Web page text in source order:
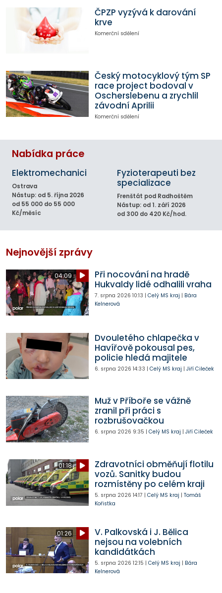
ČPZP vyzývá k darování
krve
Komerční sdělení
Český motocyklový tým SP
race project bodoval v
Oscherslebenu a zrychlil
závodní Aprilii
Komerční sdělení
Nabídka práce
Elektromechanici
Ostrava
Nástup: od 5. října 2026
od 55 000 do 55 000
Kč/měsíc
Fyzioterapeuti bez
specializace
Frenštát pod Radhoštěm
Nástup: od 1. září 2026
od 300 do 420 Kč/hod.
Nejnovější zprávy
04:09
Při nocování na hradě
Hukvaldy lidé odhalili vraha
7. srpna 2026 10:13 | Celý MS kraj | Bára
Kelnerová
Dvouletého chlapečka v
Havířově pokousal pes,
policie hledá majitele
6. srpna 2026 14:33 | Celý MS kraj | Jiří Cileček
Muž v Příboře se vážně
zranil při práci s
rozbrušovačkou
6. srpna 2026 9:35 | Celý MS kraj | Jiří Cileček
01:18
Zdravotníci obměňují flotilu
vozů. Sanitky budou
rozmístěny po celém kraji
5. srpna 2026 14:17 | Celý MS kraj | Tomáš
Kořistka
01:26
V. Palkovská i J. Bělica
nejsou na volebních
kandidátkách
5. srpna 2026 12:15 | Celý MS kraj | Bára
Kelnerová